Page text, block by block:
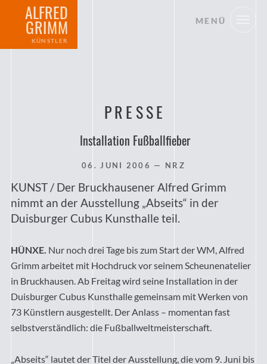
ALFRED
GRIMM
KÜNSTLER
MENÜ
PRESSE
Installation Fußballfieber
06. JUNI 2006 — NRZ
KUNST / Der Bruckhausener Alfred Grimm
nimmt an der Ausstellung „Abseits“ in der
Duisburger Cubus Kunsthalle teil.
HÜNXE. Nur noch drei Tage bis zum Start der WM, Alfred
Grimm arbeitet mit Hochdruck vor seinem Scheunenatelier
in Bruckhausen. Ab Freitag wird seine Installation in der
Duisburger Cubus Kunsthalle gemeinsam mit Werken von
73 Künstlern ausgestellt. Der Anlass – momentan fast
selbstverständlich: die Fußballweltmeisterschaft.
„Abseits“ lautet der Titel der Ausstellung, die vom 9. Juni bis